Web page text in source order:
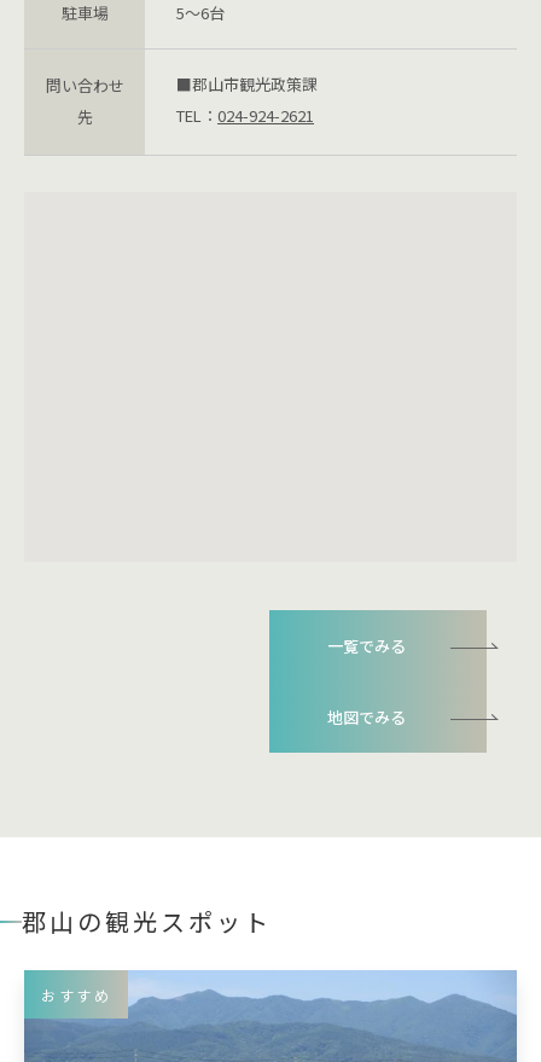
駐車場 5～6台
問い合わせ
先
■郡山市観光政策課
TEL： 024-924-2621
一覧でみる
地図でみる
郡山の観光スポット
おすすめ